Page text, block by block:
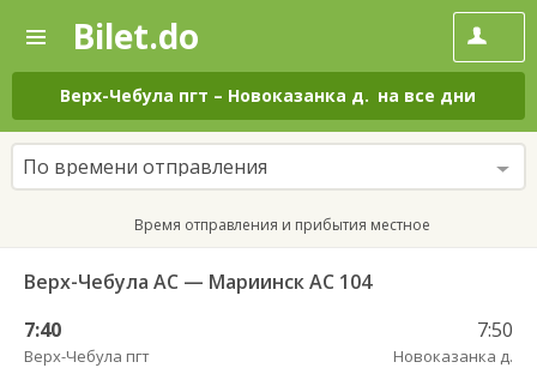
—
Поиск
и
покупка
билетов
на
автобус
онлайн
Bilet.do
Верх-Чебула пгт – Новоказанка д. на все дни
По времени отправления
Время отправления и прибытия местное
Верх-Чебула АС — Мариинск АС 104
7:40
Верх-Чебула пгт
7:50
Новоказанка д.